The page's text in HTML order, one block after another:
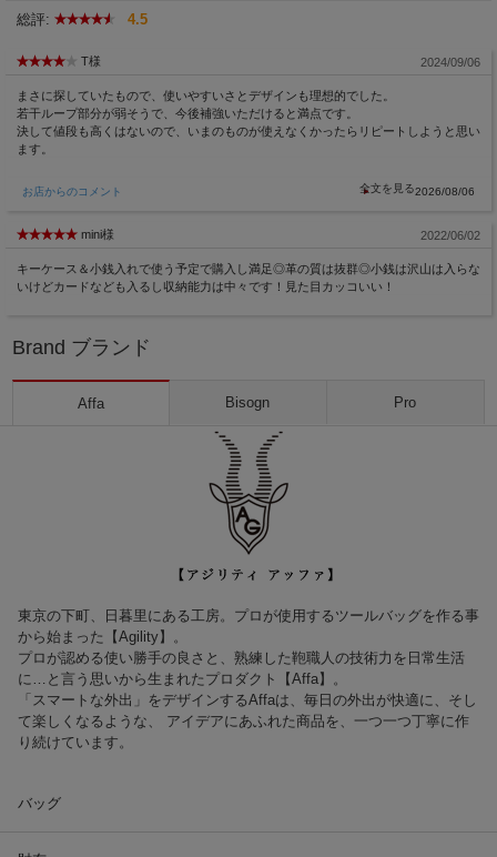
総評: 4.5
T様 2024/09/06
まさに探していたもので、使いやすいさとデザインも理想的でした。
若干ループ部分が弱そうで、今後補強いただけると満点です。
決して値段も高くはないので、いまのものが使えなくかったらリピートしようと思い
ます。
お店からのコメント 2026/08/06
mini様 2022/06/02
キーケース＆小銭入れで使う予定で購入し満足◎革の質は抜群◎小銭は沢山は入らな
いけどカードなども入るし収納能力は中々です！見た目カッコいい！
Brand ブランド
Affa Bisogn Pro
東京の下町、日暮里にある工房。プロが使用するツールバッグを作る事
から始まった【Agility】。
プロが認める使い勝手の良さと、熟練した鞄職人の技術力を日常生活
に…と言う思いから生まれたプロダクト【Affa】。
「スマートな外出」をデザインするAffaは、毎日の外出が快適に、そし
て楽しくなるような、 アイデアにあふれた商品を、一つ一つ丁寧に作
り続けています。
バッグ